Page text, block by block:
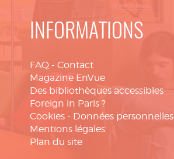
INFORMATIONS
FAQ - Contact
Magazine EnVue
Des bibliothèques accessibles
Foreign in Paris ?
Cookies - Données personnelles
Mentions légales
Plan du site